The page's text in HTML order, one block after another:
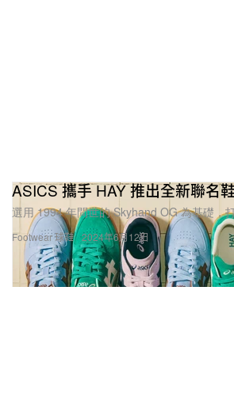
Footwear 球鞋
ASICS 攜手 HAY 推出全新聯名
選用 1994 年問世的 Skyhand OG 為基礎，
2024年6月12日